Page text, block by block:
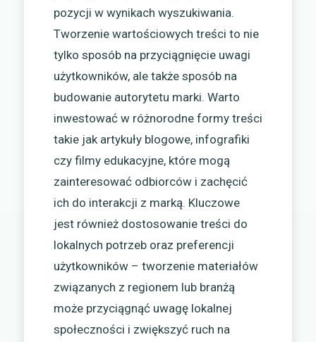
pozycji w wynikach wyszukiwania.
Tworzenie wartościowych treści to nie
tylko sposób na przyciągnięcie uwagi
użytkowników, ale także sposób na
budowanie autorytetu marki. Warto
inwestować w różnorodne formy treści
takie jak artykuły blogowe, infografiki
czy filmy edukacyjne, które mogą
zainteresować odbiorców i zachęcić
ich do interakcji z marką. Kluczowe
jest również dostosowanie treści do
lokalnych potrzeb oraz preferencji
użytkowników – tworzenie materiałów
związanych z regionem lub branżą
może przyciągnąć uwagę lokalnej
społeczności i zwiększyć ruch na